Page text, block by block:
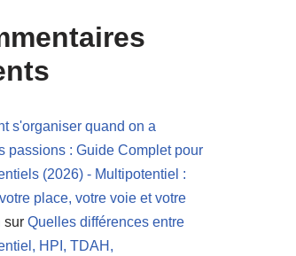
s'organiser quand on a
passions : Guide Complet pour
(2026) - Multipotentiel :
place, votre voie et votre
sur Quelles différences entre
HPI, TDAH,